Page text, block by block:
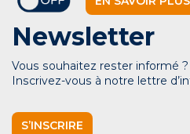
Newsletter
Vous souhaitez rester informé ?
Inscrivez-vous à notre lettre
S’INSCRIRE